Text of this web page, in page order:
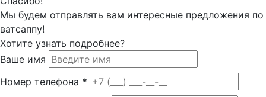
Мы будем отправлять вам интересные предложения по
ватсаппу!
Хотите узнать подробнее?
Ваше имя
Номер телефона *